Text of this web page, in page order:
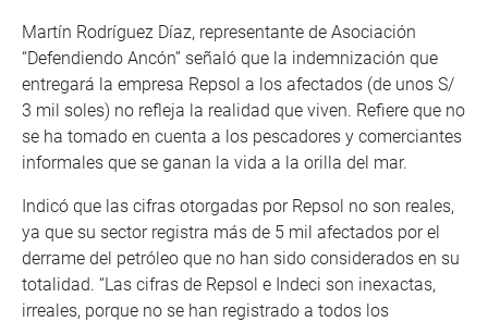
Martín Rodríguez Díaz, representante de Asociación
“Defendiendo Ancón” señaló que la indemnización que
entregará la empresa Repsol a los afectados (de unos S/
3 mil soles) no refleja la realidad que viven. Refiere que no
se ha tomado en cuenta a los pescadores y comerciantes
informales que se ganan la vida a la orilla del mar.
Indicó que las cifras otorgadas por Repsol no son reales,
ya que su sector registra más de 5 mil afectados por el
derrame del petróleo que no han sido considerados en su
totalidad. “Las cifras de Repsol e Indeci son inexactas,
irreales, porque no se han registrado a todos los